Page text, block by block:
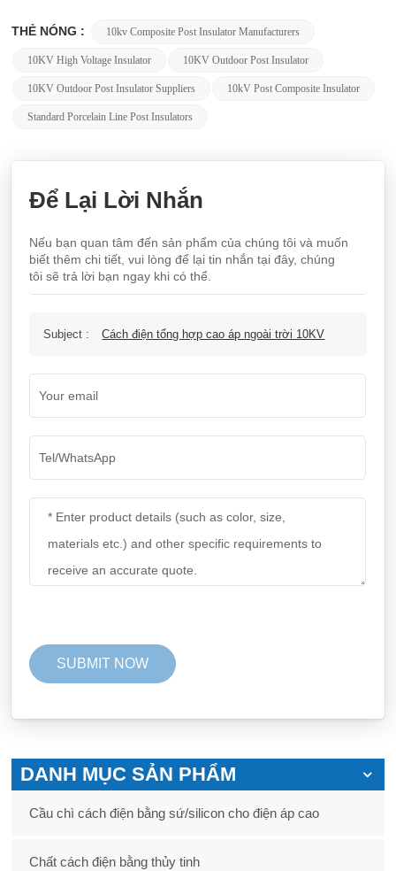
THẺ NÓNG : 10kv Composite Post Insulator Manufacturers
10KV High Voltage Insulator 10KV Outdoor Post Insulator
10KV Outdoor Post Insulator Suppliers 10kV Post Composite Insulator
Standard Porcelain Line Post Insulators
Để Lại Lời Nhắn
Nếu bạn quan tâm đến sản phẩm của chúng tôi và muốn
biết thêm chi tiết, vui lòng để lại tin nhắn tại đây, chúng
tôi sẽ trả lời bạn ngay khi có thể.
Subject : Cách điện tổng hợp cao áp ngoài trời 10KV
DANH MỤC SẢN PHẨM
Cầu chì cách điện bằng sứ/silicon cho điện áp cao
Chất cách điện bằng thủy tinh